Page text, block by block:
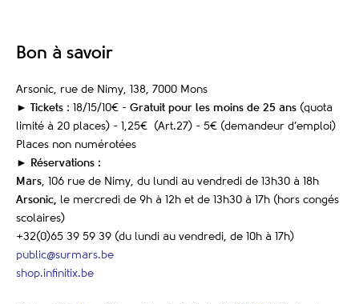
Bon à savoir
Arsonic, rue de Nimy, 138, 7000 Mons
►
Tickets : 18/15/10€ - Gratuit pour les moins de 25 ans (quota
limité à 20 places) - 1,25€ (Art.27) - 5€ (demandeur d’emploi)
Places non numérotées
►
Réservations :
Mars, 106 rue de Nimy, du lundi au vendredi de 13h30 à 18h
Arsonic, le mercredi de 9h à 12h et de 13h30 à 17h (hors congés
scolaires)
+32(0)65 39 59 39 (du lundi au vendredi, de 10h à 17h)
public@surmars.be
shop.infinitix.be